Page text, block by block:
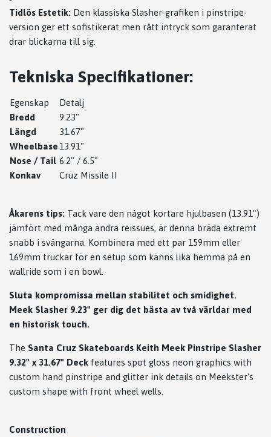
Tidlös Estetik: Den klassiska Slasher-grafiken i pinstripe-
version ger ett sofistikerat men rått intryck som garanterat
drar blickarna till sig.
Tekniska Specifikationer:
Egenskap
Detalj
Bredd
9.23"
Längd
31.67"
Wheelbase13.91"
Nose / Tail 6.2" / 6.5"
Konkav
Cruz Missile II
Åkarens tips: Tack vare den något kortare hjulbasen (13.91")
jämfört med många andra reissues, är denna bräda extremt
snabb i svängarna. Kombinera med ett par 159mm eller
169mm truckar för en setup som känns lika hemma på en
wallride som i en bowl.
Sluta kompromissa mellan stabilitet och smidighet.
Meek Slasher 9.23" ger dig det bästa av två världar med
en historisk touch.
The Santa Cruz Skateboards Keith Meek Pinstripe Slasher
9.32" x 31.67" Deck features spot gloss neon graphics with
custom hand pinstripe and glitter ink details on Meekster's
custom shape with front wheel wells.
Construction